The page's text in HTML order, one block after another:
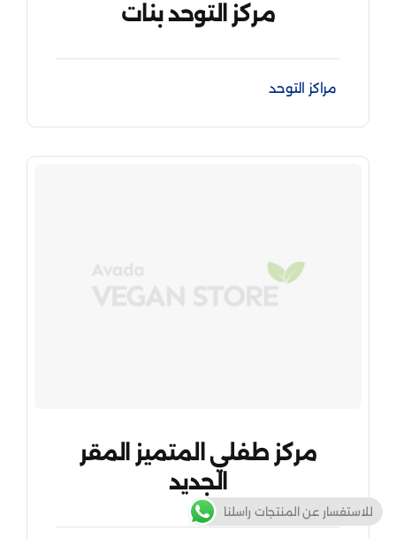
مركز التوحد بنات
مراكز التوحد
مركز طفلي المتميز المقر
الجديد
للاستفسار عن المنتجات راسلنا